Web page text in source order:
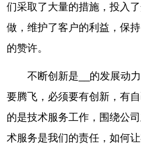
们采取了大量的措施，投入
做，维护了客户的利益，保
的赞许。
不断创新是__的发展动
要腾飞，必须要有创新，有
的是技术服务工作，围绕公
术服务是我们的责任，如何